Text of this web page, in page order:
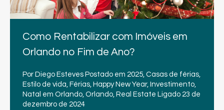
Como Rentabilizar com Imóveis em
Orlando no Fim de Ano?
Por Diego Esteves Postado em 2025, Casas de férias,
Estilo de vida, Férias, Happy New Year, Investimento,
Natal em Orlando, Orlando, Real Estate Ligado 23 de
dezembro de 2024